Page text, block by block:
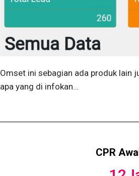
Omset ini sebagian ada produk lain
apa yang di infokan…
CPR